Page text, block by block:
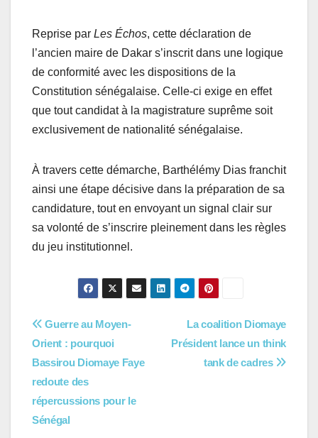
Reprise par Les Échos, cette déclaration de
l’ancien maire de Dakar s’inscrit dans une logique
de conformité avec les dispositions de la
Constitution sénégalaise. Celle-ci exige en effet
que tout candidat à la magistrature suprême soit
exclusivement de nationalité sénégalaise.
À travers cette démarche, Barthélémy Dias franchit
ainsi une étape décisive dans la préparation de sa
candidature, tout en envoyant un signal clair sur
sa volonté de s’inscrire pleinement dans les règles
du jeu institutionnel.
Navigation
de
l’article
La coalition Diomaye
Président lance un think
tank de cadres
Guerre au Moyen-
Orient : pourquoi
Bassirou Diomaye Faye
redoute des
répercussions pour le
Sénégal